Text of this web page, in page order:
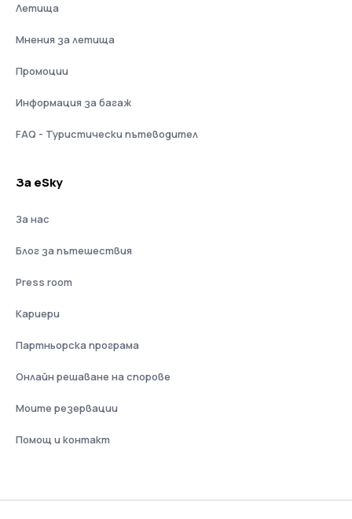
Летища
Мнения за летища
Промоции
Информация за багаж
FAQ - Туристически пътеводител
За eSky
За нас
Блог за пътешествия
Press room
Кариери
Партньорска програма
Онлайн решаване на спорове
Моите резервации
Помощ и контакт